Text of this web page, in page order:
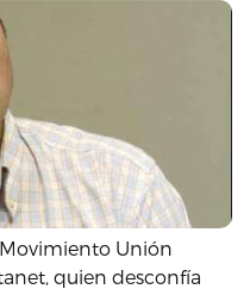
Unión
quien desconfía